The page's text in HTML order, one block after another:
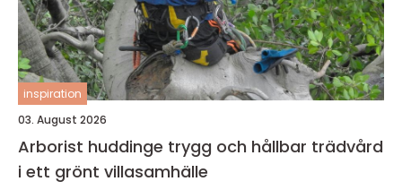
inspiration
03. August 2026
Arborist huddinge trygg och hållbar trädvård
i ett grönt villasamhälle